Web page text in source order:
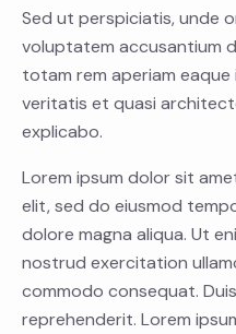
Sed ut perspiciatis, unde
voluptatem accusantium
totam rem aperiam
veritatis et quasi
explicabo.
Lorem ipsum dolor sit
elit, sed do eiusmod
dolore magna aliqua. Ut
nostrud exercitation
commodo consequat.
reprehenderit. Lorem